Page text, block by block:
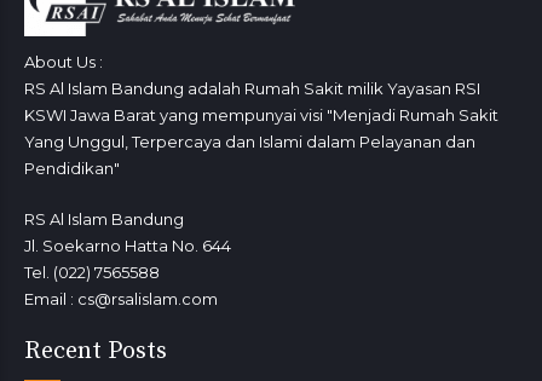
About Us :
RS Al Islam Bandung adalah Rumah Sakit milik Yayasan RSI
KSWI Jawa Barat yang mempunyai visi "Menjadi Rumah Sakit
Yang Unggul, Terpercaya dan Islami dalam Pelayanan dan
Pendidikan"
RS Al Islam Bandung
Jl. Soekarno Hatta No. 644
Tel. (022) 7565588
Email : cs@rsalislam.com
Recent Posts